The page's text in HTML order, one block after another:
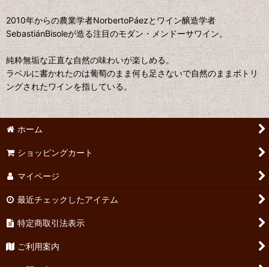
2010年からの農業学者NorbertoPáezとワイン醸造学者
SebastiánBisoleが造る注目のモダン・メンドーサワイン。
純粋無垢な正直な自然の味わいが楽しめる。
ラベルに書かれたのは葡萄のまま何も足さないで自然のままボトリ
ングされたワインを指している。
ホーム
ショッピングカート
マイページ
最近チェックしたアイテム
特定商取引法表示
ご利用案内